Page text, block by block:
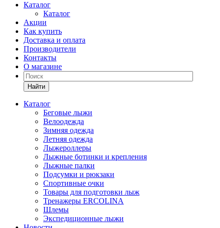
Каталог
Каталог
Акции
Как купить
Доставка и оплата
Производители
Контакты
О магазине
Найти
Каталог
Беговые лыжи
Велоодежда
Зимняя одежда
Летняя одежда
Лыжероллеры
Лыжные ботинки и крепления
Лыжные палки
Подсумки и рюкзаки
Спортивные очки
Товары для подготовки лыж
Тренажеры ERCOLINA
Шлемы
Экспедиционные лыжи